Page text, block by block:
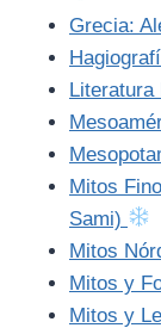
Grecia:
Literatura
Mitos
Sami)
Mitos
Mitos y
Mitos y